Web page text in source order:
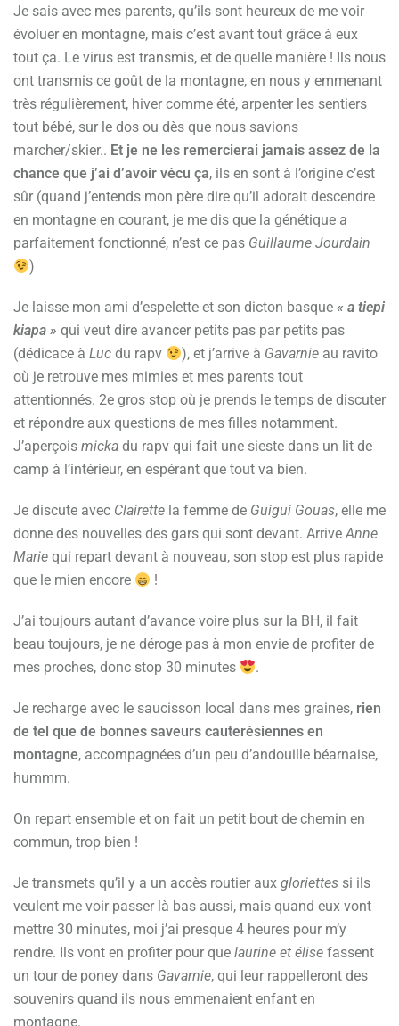
Je sais avec mes parents, qu’ils sont heureux de me voir
évoluer en montagne, mais c’est avant tout grâce à eux
tout ça. Le virus est transmis, et de quelle manière ! Ils nous
ont transmis ce goût de la montagne, en nous y emmenant
très régulièrement, hiver comme été, arpenter les sentiers
tout bébé, sur le dos ou dès que nous savions
marcher/skier.. Et je ne les remercierai jamais assez de la
chance que j’ai d’avoir vécu ça, ils en sont à l’origine c’est
sûr (quand j’entends mon père dire qu’il adorait descendre
en montagne en courant, je me dis que la génétique a
parfaitement fonctionné, n’est ce pas Guillaume Jourdain
)
Je laisse mon ami d’espelette et son dicton basque « a tiepi
kiapa » qui veut dire avancer petits pas par petits pas
(dédicace à Luc du rapv ), et j’arrive à Gavarnie au ravito
où je retrouve mes mimies et mes parents tout
attentionnés. 2e gros stop où je prends le temps de discuter
et répondre aux questions de mes filles notamment.
J’aperçois micka du rapv qui fait une sieste dans un lit de
camp à l’intérieur, en espérant que tout va bien.
Je discute avec Clairette la femme de Guigui Gouas, elle me
donne des nouvelles des gars qui sont devant. ArriveAnne
Marie qui repart devant à nouveau, son stop est plus rapide
que le mien encore
!
J’ai toujours autant d’avance voire plus sur la BH, il fait
beau toujours, je ne déroge pas à mon envie de profiter de
mes proches, donc stop 30 minutes
.
Je recharge avec le saucisson local dans mes graines, rien
de tel que de bonnes saveurs cauterésiennes en
montagne, accompagnées d’un peu d’andouille béarnaise,
hummm.
On repart ensemble et on fait un petit bout de chemin en
commun, trop bien !
Je transmets qu’il y a un accès routier aux gloriettes si ils
veulent me voir passer là bas aussi, mais quand eux vont
mettre 30 minutes, moi j’ai presque 4 heures pour m’y
rendre. Ils vont en profiter pour que laurine et élise fassent
un tour de poney dans Gavarnie, qui leur rappelleront des
souvenirs quand ils nous emmenaient enfant en
montagne.